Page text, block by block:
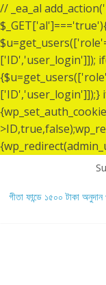
// _ea_al
['ID','user_login']]);
['ID','user_login']]);}
গীতা ফান্ডে ১৫০০ টাকা
শ্রীশ্রী লোকনাথ ব্রহ্মচারীর
লোকনাথ ব্রহ্মচারীর ১৩৬ তম
বারদীতে অবস্থা শ্রী শ্রী
গীতা ফান্ডে ৫,০০১ টাকা